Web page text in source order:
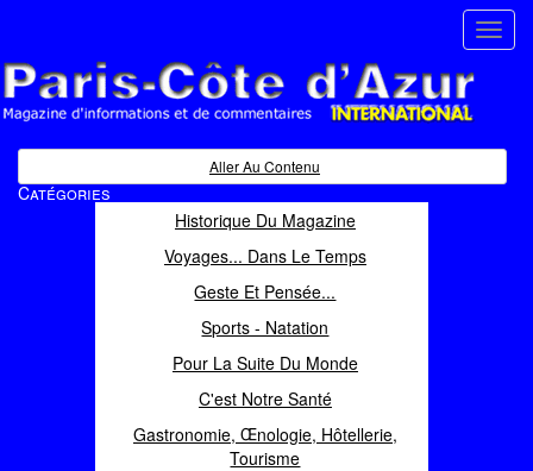
Magazine d'informations et de commentaires
Aller Au Contenu
Catégories
Historique Du Magazine
Voyages... Dans Le Temps
Geste Et Pensée...
Sports - Natation
Pour La Suite Du Monde
C'est Notre Santé
Gastronomie, Œnologie, Hôtellerie,
Tourisme